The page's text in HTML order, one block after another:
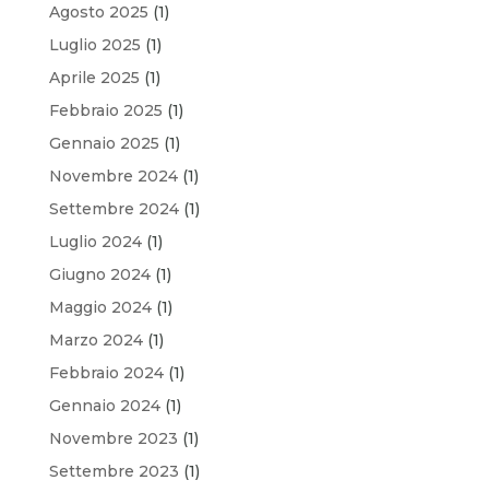
Agosto 2025 (1)
Luglio 2025 (1)
Aprile 2025 (1)
Febbraio 2025 (1)
Gennaio 2025 (1)
Novembre 2024(1)
Settembre 2024(1)
Luglio 2024(1)
Giugno 2024(1)
Maggio 2024(1)
Marzo 2024(1)
Febbraio 2024(1)
Gennaio 2024(1)
Novembre 2023 (1)
Settembre 2023 (1)